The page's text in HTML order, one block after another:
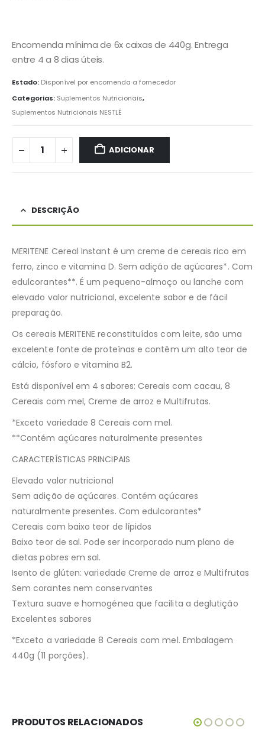
Encomenda mínima de 6x caixas de 440g. Entrega
entre 4 a 8 dias úteis.
Estado: Disponível por encomenda a fornecedor
Categorias: Suplementos Nutricionais,
Suplementos Nutricionais NESTLÉ
ADICIONAR
DESCRIÇÃO
MERITENE Cereal Instant é um creme de cereais rico em
ferro, zinco e vitamina D. Sem adição de açúcares*. Com
edulcorantes**. É um pequeno-almoço ou lanche com
elevado valor nutricional, excelente sabor e de fácil
preparação.
Os cereais MERITENE reconstituídos com leite, são uma
excelente fonte de proteínas e contêm um alto teor de
cálcio, fósforo e vitamina B2.
Está disponível em 4 sabores: Cereais com cacau, 8
Cereais com mel, Creme de arroz e Multifrutas.
*Exceto variedade 8 Cereais com mel.
**Contém açúcares naturalmente presentes
CARACTERÍSTICAS PRINCIPAIS
Elevado valor nutricional
Sem adição de açúcares. Contém açúcares
naturalmente presentes. Com edulcorantes*
Cereais com baixo teor de lípidos
Baixo teor de sal. Pode ser incorporado num plano de
dietas pobres em sal.
Isento de glúten: variedade Creme de arroz e Multifrutas
Sem corantes nem conservantes
Textura suave e homogénea que facilita a deglutição
Excelentes sabores
*Exceto a variedade 8 Cereais com mel. Embalagem
440g (11 porções). ​
PRODUTOS RELACIONADOS